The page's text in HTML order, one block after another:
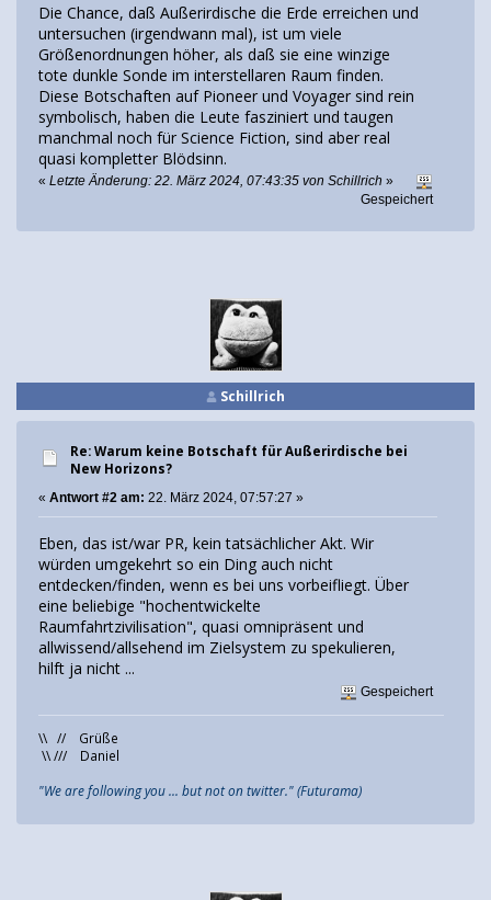
Die Chance, daß Außerirdische die Erde erreichen und
untersuchen (irgendwann mal), ist um viele
Größenordnungen höher, als daß sie eine winzige
tote dunkle Sonde im interstellaren Raum finden.
Diese Botschaften auf Pioneer und Voyager sind rein
symbolisch, haben die Leute fasziniert und taugen
manchmal noch für Science Fiction, sind aber real
quasi kompletter Blödsinn.
« Letzte Änderung: 22. März 2024, 07:43:35 von Schillrich »
Gespeichert
Schillrich
Re: Warum keine Botschaft für Außerirdische bei
New Horizons?
« Antwort #2 am: 22. März 2024, 07:57:27 »
Eben, das ist/war PR, kein tatsächlicher Akt. Wir
würden umgekehrt so ein Ding auch nicht
entdecken/finden, wenn es bei uns vorbeifliegt. Über
eine beliebige "hochentwickelte
Raumfahrtzivilisation", quasi omnipräsent und
allwissend/allsehend im Zielsystem zu spekulieren,
hilft ja nicht ...
Gespeichert
\\ // Grüße
\\ /// Daniel
"We are following you ... but not on twitter." (Futurama)